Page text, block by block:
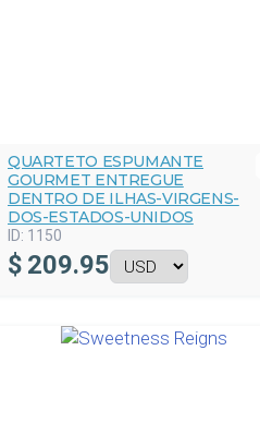
QUARTETO ESPUMANTE
GOURMET ENTREGUE
DENTRO DE ILHAS-VIRGENS-
DOS-ESTADOS-UNIDOS
ID: 1150
$ 209.95